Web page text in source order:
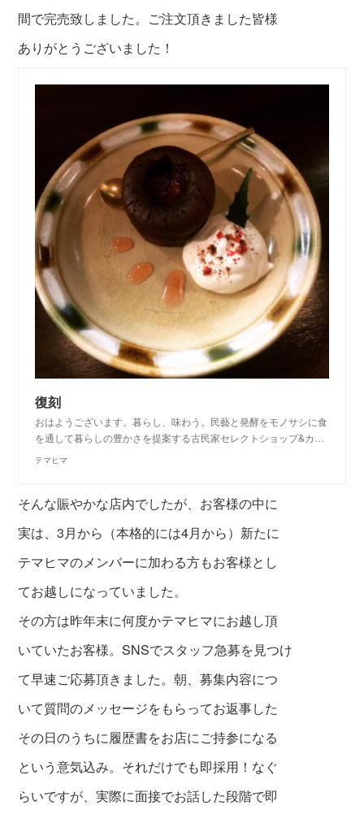
間で完売致しました。 ご注文頂きました皆様
ありがとうございました！
復刻
おはようございます。暮らし、味わう。民藝と発酵をモノサシに食
を通して暮らしの豊かさを提案する古民家セレクトショップ&カ…
テマヒマ
そんな賑やかな店内でしたが、お客様の中に
実は、3月から（本格的には4月から）新たに
テマヒマのメンバーに加わる方もお客様とし
てお越しになっていました。
その方は昨年末に何度かテマヒマにお越し頂
いていたお客様。SNSでスタッフ急募を見つけ
て早速ご応募頂きました。朝、募集内容につ
いて質問のメッセージをもらってお返事した
その日のうちに履歴書をお店にご持参になる
という意気込み。それだけでも即採用！なぐ
らいですが、実際に面接でお話した段階で即